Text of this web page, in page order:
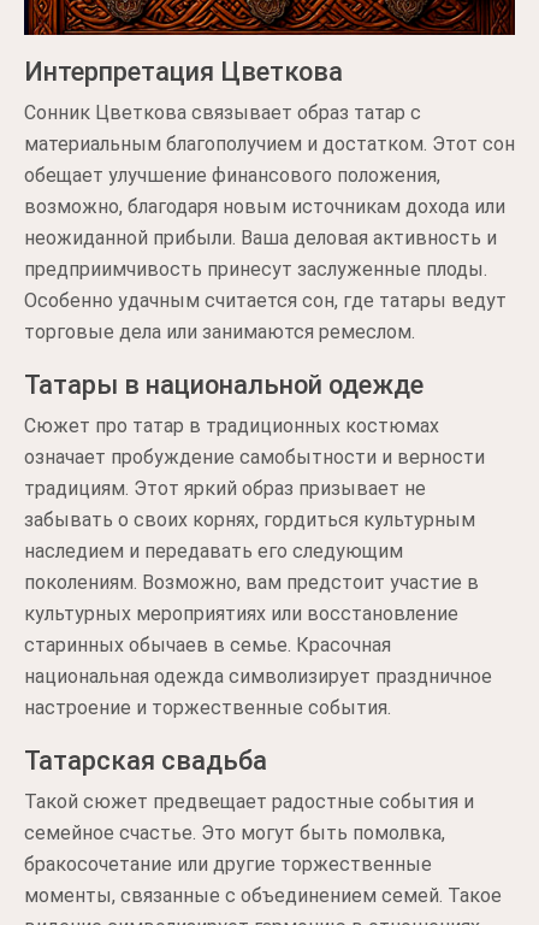
Интерпретация Цветкова
Сонник Цветкова связывает образ татар с
материальным благополучием и достатком. Этот сон
обещает улучшение финансового положения,
возможно, благодаря новым источникам дохода или
неожиданной прибыли. Ваша деловая активность и
предприимчивость принесут заслуженные плоды.
Особенно удачным считается сон, где татары ведут
торговые дела или занимаются ремеслом.
Татары в национальной одежде
Сюжет про татар в традиционных костюмах
означает пробуждение самобытности и верности
традициям. Этот яркий образ призывает не
забывать о своих корнях, гордиться культурным
наследием и передавать его следующим
поколениям. Возможно, вам предстоит участие в
культурных мероприятиях или восстановление
старинных обычаев в семье. Красочная
национальная одежда символизирует праздничное
настроение и торжественные события.
Татарская свадьба
Такой сюжет предвещает радостные события и
семейное счастье. Это могут быть помолвка,
бракосочетание или другие торжественные
моменты, связанные с объединением семей. Такое